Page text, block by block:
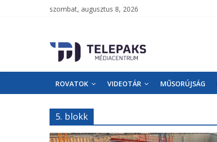
szombat, augusztus 8, 2026
TelePaks
Médiacentrum
TelePaks
Kistérségi
Televízió
honlapja
ROVATOK VIDEOTÁR MŰSORÚJSÁG
5. blokk